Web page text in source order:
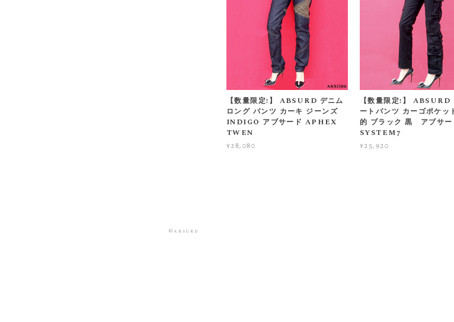
【数量限定!】 ABSURD デニム
ロング パンツ カーキ ジーンズ
INDIGO アブサード APHEX
TWEN
¥28,080
【数量限定!】 ABSURD
ートパンツ カーゴポケッ
的 ブラック 黒 アブサー
SYSTEM7
¥25,920
©absurd